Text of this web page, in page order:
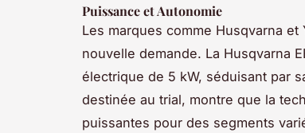
Puissance et Autonomie
Les marques comme Husqvarna
nouvelle demande. La Husqvarna
électrique de 5 kW, séduisant par
destinée au trial, montre que la
puissantes pour des segments